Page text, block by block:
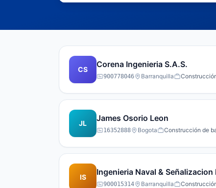
CS
Corena Ingenieria S.A.S.
900778046 Barranquilla
JL
James Osorio Leon
16352888 Bogota Construcción de
IS
Ingenieria Naval &
900015314 Barranquilla